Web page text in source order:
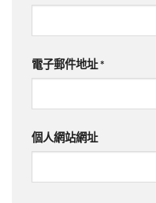
電子郵件地址*
個人網站網址